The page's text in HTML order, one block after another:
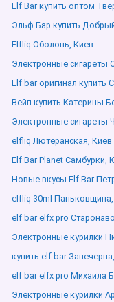
Elf Bar купить оптом
Эльф Бар купить
Elfliq Оболонь, Киев
Электронные сигареты
Elf bar оригинал купить
Вейп купить Катерины
Электронные сигареты
elfliq Лютеранская, Киев
Elf Bar Planet Самбурки,
Новые вкусы Elf Bar
elfliq 30ml
elf bar elfx pro
Электронные курилки
купить elf bar
elf bar elfx pro Михаила
Электронные курилки